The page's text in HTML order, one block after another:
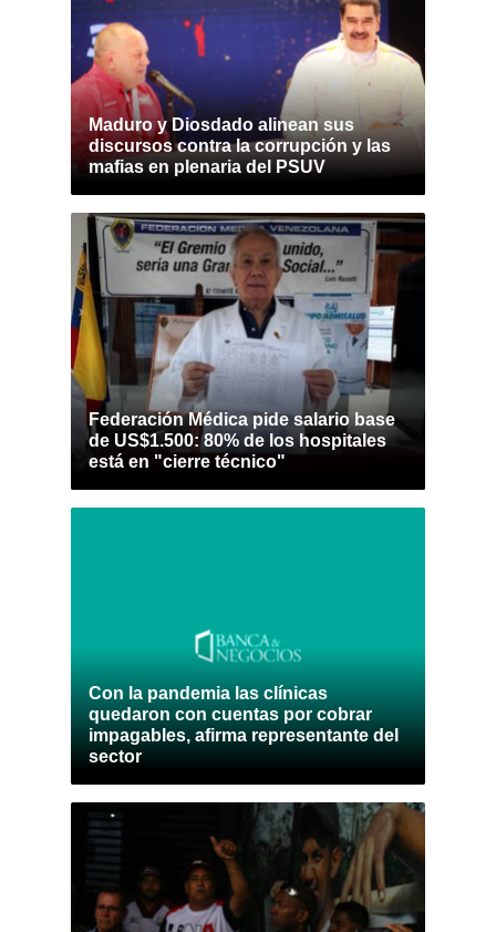
Maduro y Diosdado alinean sus
discursos contra la corrupción y las
mafias en plenaria del PSUV
Federación Médica pide salario base
de US$1.500: 80% de los hospitales
está en "cierre técnico"
Con la pandemia las clínicas
quedaron con cuentas por cobrar
impagables, afirma representante del
sector